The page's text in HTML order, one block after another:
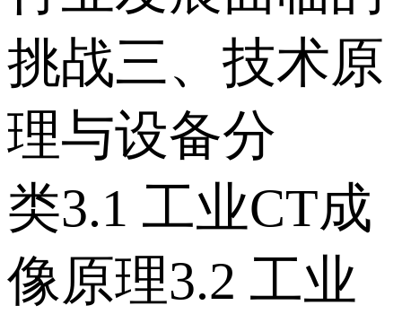
挑战 三、技术原
理与设备分
类 3.1 工业CT成
像原理 3.2 工业